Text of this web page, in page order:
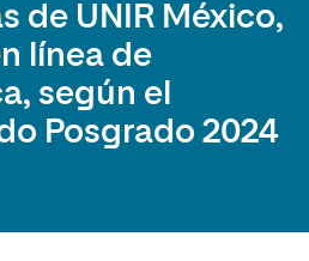
de UNIR México,
línea de
según el
Posgrado 2024